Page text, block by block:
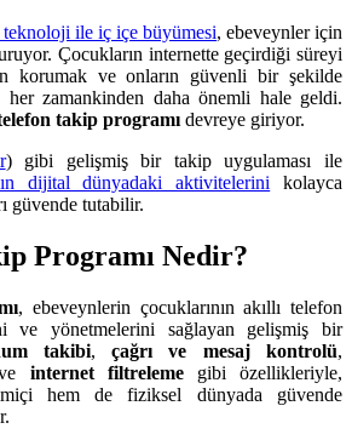
teknoloji ile iç içe büyümesi, ebeveynler için
Çocukların internette geçirdiği süreyi
korumak ve onların güvenli bir şekilde
her zamankinden daha önemli hale geldi.
takip programı devreye giriyor.
) gibi gelişmiş bir takip uygulaması ile
dijital dünyadaki aktivitelerini kolayca
güvende tutabilir.
Programı Nedir?
, ebeveynlerin çocuklarının akıllı telefon
ve yönetmelerini sağlayan gelişmiş bir
takibi,çağrı ve mesaj kontrolü,
internet filtrelemegibi özellikleriyle,
hem de fiziksel dünyada güvende